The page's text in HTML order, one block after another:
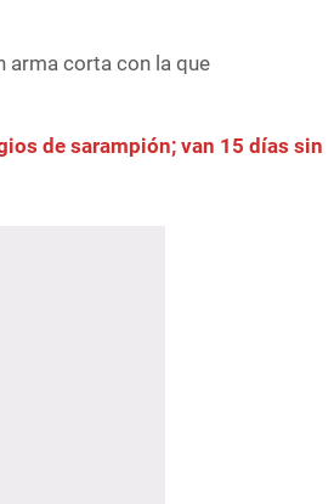
arma corta con la que
de sarampión; van 15 días sin